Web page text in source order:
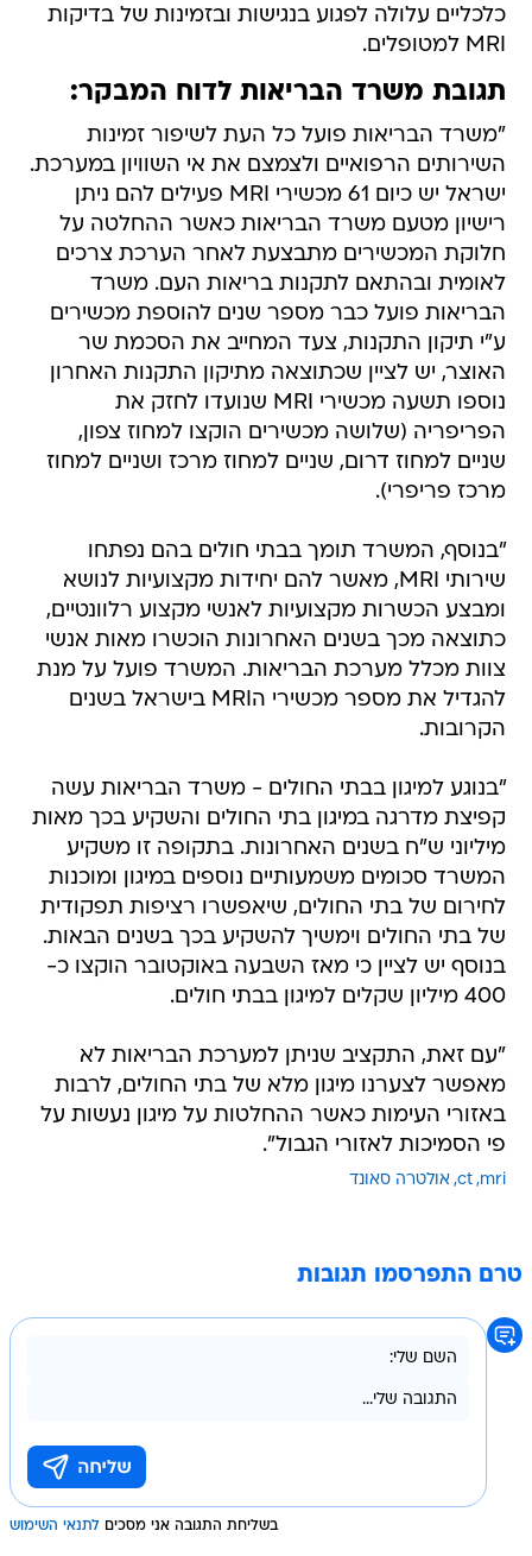
כלכליים עלולה לפגוע בנגישות ובזמינות של בדיקות
MRI למטופלים.
תגובת משרד הבריאות לדוח המבקר:
"משרד הבריאות פועל כל העת לשיפור זמינות
השירותים הרפואיים ולצמצם את אי השוויון במערכת.
ישראל יש כיום 61 מכשירי MRI פעילים להם ניתן
רישיון מטעם משרד הבריאות כאשר ההחלטה על
חלוקת המכשירים מתבצעת לאחר הערכת צרכים
לאומית ובהתאם לתקנות בריאות העם. משרד
הבריאות פועל כבר מספר שנים להוספת מכשירים
ע"י תיקון התקנות, צעד המחייב את הסכמת שר
האוצר, יש לציין שכתוצאה מתיקון התקנות האחרון
נוספו תשעה מכשירי MRI שנועדו לחזק את
הפריפריה (שלושה מכשירים הוקצו למחוז צפון,
שניים למחוז דרום, שניים למחוז מרכז ושניים למחוז
מרכז פריפרי).
"בנוסף, המשרד תומך בבתי חולים בהם נפתחו
שירותי MRI, מאשר להם יחידות מקצועיות לנושא
ומבצע הכשרות מקצועיות לאנשי מקצוע רלוונטיים,
כתוצאה מכך בשנים האחרונות הוכשרו מאות אנשי
צוות מכלל מערכת הבריאות. המשרד פועל על מנת
להגדיל את מספר מכשירי הMRI בישראל בשנים
הקרובות.
"בנוגע למיגון בבתי החולים - משרד הבריאות עשה
קפיצת מדרגה במיגון בתי החולים והשקיע בכך מאות
מיליוני ש"ח בשנים האחרונות. בתקופה זו משקיע
המשרד סכומים משמעותיים נוספים במיגון ומוכנות
לחירום של בתי החולים, שיאפשרו רציפות תפקודית
של בתי החולים וימשיך להשקיע בכך בשנים הבאות.
בנוסף יש לציין כי מאז השבעה באוקטובר הוקצו כ-
400 מיליון שקלים למיגון בבתי חולים.
"עם זאת, התקציב שניתן למערכת הבריאות לא
מאפשר לצערנו מיגון מלא של בתי החולים, לרבות
באזורי העימות כאשר ההחלטות על מיגון נעשות על
פי הסמיכות לאזורי הגבול".
mri
ct אולטרה סאונד
טרם התפרסמו תגובות
בשליחת התגובה אני מסכים לתנאי השימוש